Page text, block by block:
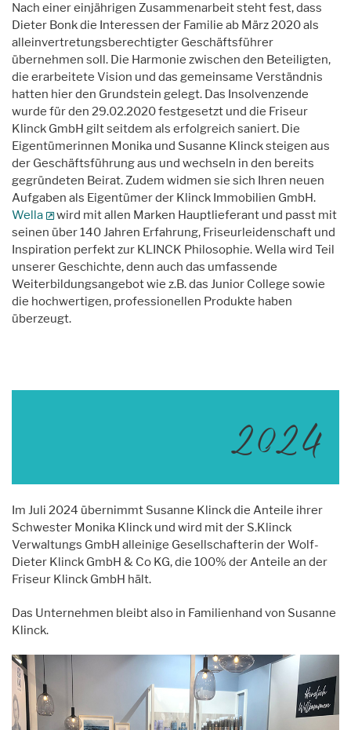
Nach einer einjährigen Zusammenarbeit steht fest, dass
Dieter Bonk die Interessen der Familie ab März 2020 als
alleinvertretungsberechtigter Geschäftsführer
übernehmen soll. Die Harmonie zwischen den Beteiligten,
die erarbeitete Vision und das gemeinsame Verständnis
hatten hier den Grundstein gelegt. Das Insolvenzende
wurde für den 29.02.2020 festgesetzt und die Friseur
Klinck GmbH gilt seitdem als erfolgreich saniert. Die
Eigentümerinnen Monika und Susanne Klinck steigen aus
der Geschäftsführung aus und wechseln in den bereits
gegründeten Beirat. Zudem widmen sie sich Ihren neuen
Aufgaben als Eigentümer der Klinck Immobilien GmbH.
Wella
wird mit allen Marken Hauptlieferant und passt mit
seinen über 140 Jahren Erfahrung, Friseurleidenschaft und
Inspiration perfekt zur KLINCK Philosophie. Wella wird Teil
unserer Geschichte, denn auch das umfassende
Weiterbildungsangebot wie z.B. das Junior College sowie
die hochwertigen, professionellen Produkte haben
überzeugt.
2024
Im Juli 2024 übernimmt Susanne Klinck die Anteile ihrer
Schwester Monika Klinck und wird mit der S.Klinck
Verwaltungs GmbH alleinige Gesellschafterin der Wolf-
Dieter Klinck GmbH & Co KG, die 100% der Anteile an der
Friseur Klinck GmbH hält.
Das Unternehmen bleibt also in Familienhand von Susanne
Klinck.